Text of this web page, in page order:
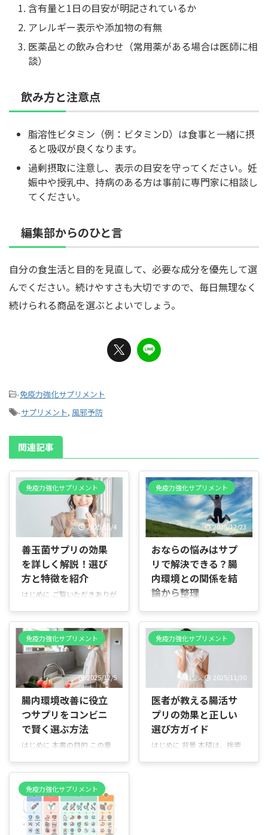
含有量と1日の目安が明記されているか
アレルギー表示や添加物の有無
医薬品との飲み合わせ（常用薬がある場合は医師に相
談）
飲み方と注意点
脂溶性ビタミン（例：ビタミンD）は食事と一緒に摂
ると吸収が良くなります。
過剰摂取に注意し、表示の目安を守ってください。妊
娠中や授乳中、持病のある方は事前に専門家に相談し
てください。
編集部からのひと言
自分の食生活と目的を見直して、必要な成分を優先して選
んでください。続けやすさも大切ですので、毎日無理なく
続けられる商品を選ぶとよいでしょう。
-免疫力強化サプリメント
-サプリメント, 風邪予防
関連記事
免疫力強化サプリメント
2025/11/4
善玉菌サプリの効果
を詳しく解説！選び
方と特徴を紹介
はじめに ご覧いただきありが
を整えることに関心を持つ方
が増えています。なかでも
「善玉菌を含むサプリ」は、
手軽に始められる方法として
注目を集めています。 本記事
の目的 この章では、善玉菌サ
プリとは何か、どんな効果が
期待できるか、またこの記事
で何を学べるかを分かりやす
最小限に抑え、具体的な例を
交えて説明します。 善玉菌サ
プリとは 善玉菌サプリは、人
の腸に良い影響を与える微生
物（善玉菌）や、それらの餌
となる成分を含む食品です。
例えば ...
免疫力強化サプリメント
2025/12/23
おならの悩みはサプ
リで解決できる？腸
内環境との関係を結
論から整理
ならの悩みは腸内環境を整え
る意識があるかどうかで対処
法がはっきり分かれ、生活習
慣の見直しで改善の余地があ
る場合はサプリに頼る必要は
なく、食事や生活を整えても
サプリを選ぶのが正解です。
おならが多い・臭いが気にな
る状態は、腸内でガスが過剰
に発生しているサインであ
バランスと日常習慣にありま
免疫力強化サプリメント
2025/12/5
腸内環境改善に役立
つサプリをコンビニ
で賢く選ぶ方法
はじめに 本書の目的 この章
日常的に腸内環境を整える基
本をやさしく紹介します。乳
酸菌や食物繊維を含む飲食物
の選び方、サプリを選ぶとき
の見方、使う際の注意点、す
免疫力強化サプリメント
2025/11/30
医者が教える腸活サ
プリの効果と正しい
選び方ガイド
はじめに 背景 本稿は、検索
免疫力強化サプリメント
2026/5/2